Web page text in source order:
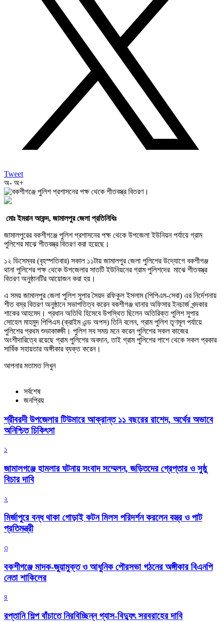
Tweet
অ- অ+
মোঃ ইমরান আকন্দ, জামালপুর জেলা প্রতিনিধিঃ
জামালপুরের বকশীগঞ্জে পুলিশ প্রশাসনের পক্ষ থেকে উপজেলা ইউনিয়ন পর্যায়ে গ্রাম
পুলিশের মাঝে শীতবস্ত্র বিতরণ করা হয়েছে।
১২ ডিসেম্বর (বৃহস্পতিবার) সকাল ১১টায় জামালপুর জেলা পুলিশের উদ্যোগে বকশীগঞ্জ
থানা পুলিশের পক্ষ থেকে উপজেলার সাতটি ইউনিয়নের গ্রাম পুলিশদের মাঝে শীতবস্ত্র
বিতরণ অনুষ্ঠানটির আয়োজন করা হয়।
এ সময় জামালপুর জেলা পুলিশ সুপার সৈয়দ রফিকুল ইসলাম (পিপিএম-সেবা) এর নির্দেশনায়
শীত বস্র বিতরণ অনুষ্ঠানে সভাপতিত্ব করেন বকশীগঞ্জ থানার অফিসার ইনচার্জ খন্দকার
শাকের আহমেদ। প্রধান অতিথি হিসেবে উপস্থিত ছিলেন অতিরিক্ত পুলিশ সুপার
সোহেল মাহমুদ পিপিএম (ক্রাইম এন্ড অপস) তিনি বলেন, গ্রাম পুলিশ তৃণমূল পর্যায়ে
পুলিশের প্রথম শুভাকাঙ্ক্ষী। পুলিশ সব সময় মনে করেন পুলিশের সকল কাজের
অংশীদারিত্বে রয়েছে গ্রাম পুলিশের অবদান, তাই গ্রাম পুলিশের পাশে থেকে সকল প্রকার
সার্বিক সহায়তার অঙ্গীকার ব্যক্ত করেন।
আপনার মতামত লিখুন
সর্বশেষ
জনপ্রিয়
শ্রীবরদী উপজেলার টিউমারে আক্রান্ত ১১ বছরের রাশেদ, অর্থের অভাবে
অনিশ্চিত চিকিৎসা
১
জামালগঞ্জে হামলার ঘটনায় সংবাদ সম্মেলন, জড়িতদের গ্রেপ্তার ও সুষ্ঠু
বিচার দাবি
২
মির্জাপুরে বন্ধ থাকা গোড়াই কটন মিলস পরিদর্শন করলেন বস্ত্র ও পাট
প্রতিমন্ত্রী
৩
বকশীগঞ্জে মাদক-জুয়ামুক্ত ও আধুনিক পৌরসভা গঠনের অঙ্গীকার বিএনপি
নেতা শাকিলের
৪
রপ্তানি শিল্প বাঁচাতে নিরবিচ্ছিন্ন গ্যাস-বিদ্যুৎ সরবরাহের দাবি